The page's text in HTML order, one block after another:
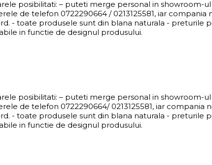
posibilitati: – puteti merge personal in showroom-
de telefon 0722290664 / 0213125581, iar compania
- toate produsele sunt din blana naturala - preturile
in functie de designul produsului.
posibilitati: – puteti merge personal in showroom-
de telefon 0722290664/ 0213125581, iar compania
- toate produsele sunt din blana naturala - preturile
in functie de designul produsului.